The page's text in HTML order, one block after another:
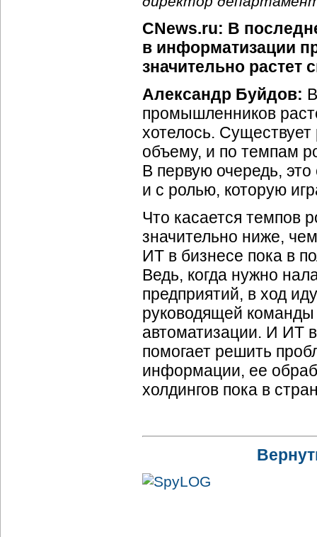
CNews.ru: В
в информатизации
значительно
Александр Буйдов:
промышленников
хотелось.
объему, и по темпам
В первую очередь,
и с ролью, которую
Что касается темпов
значительно ниже,
ИТ в бизнесе пока в
Ведь, когда нужно
предприятий, в ход
руководящей команды
автоматизации. И ИТ
помогает решить
информации, ее
холдингов пока в